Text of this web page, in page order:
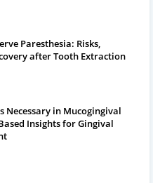
Paresthesia: Risks,
after Tooth Extraction
Necessary in Mucogingival
Insights for Gingival